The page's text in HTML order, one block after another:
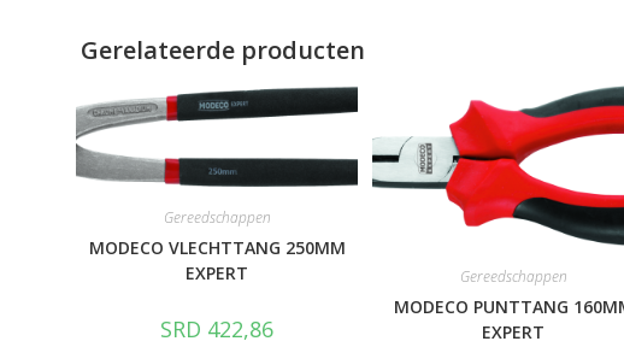
Gerelateerde producten
Gereedschappen
MODECO VLECHTTANG 250MM
EXPERT
SRD 422,86
Gereedschappen
MODECO PUNTTANG
EXPERT